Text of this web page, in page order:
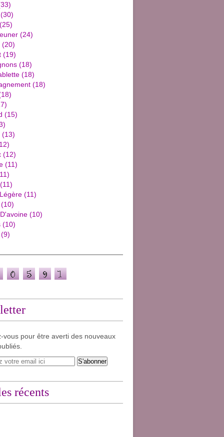
(30)
(25)
(24)
(20)
(19)
(18)
(18)
(18)
(15)
(13)
(12)
(11)
(11)
(11)
(10)
(10)
(10)
(9)
vous pour être averti des nouveaux
récents